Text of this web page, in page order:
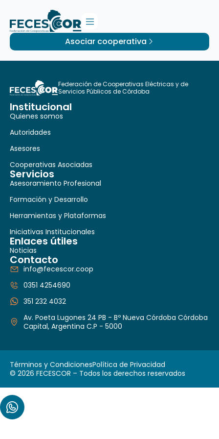
Asociar cooperativa
Federación de Cooperativas Eléctricas y de
Servicios Públicos de Córdoba
Institucional
Quienes somos
Autoridades
Asesores
Cooperativas Asociadas
Servicios
Asesoramiento Profesional
Formación y Desarrollo
Herramientas y Plataformas
Iniciativas Institucionales
Enlaces útiles
Noticias
Contacto
info@fecescor.coop
0351 4254690
351 232 4032
Av. Poeta Lugones 24 PB - Bº Nueva Córdoba Córdoba
Capital, Argentina C.P - 5000
© 2026 FECESCOR – Todos los derechos reservados
Términos y CondicionesPolítica de Privacidad